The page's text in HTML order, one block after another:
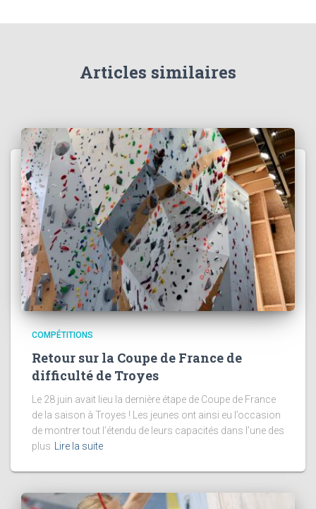
Articles similaires
COMPÉTITIONS
Retour sur la Coupe de France de
difficulté de Troyes
Le 28 juin avait lieu la dernière étape de Coupe de France
de la saison à Troyes ! Les jeunes ont ainsi eu l’occasion
de montrer tout l’étendu de leurs capacités dans l’une des
plus
Lire la suite